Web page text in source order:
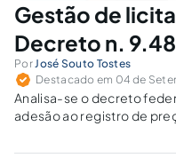
Gestão de
Decreto n.
PorJosé Souto Tostes
Destacado em 04 de
Analisa-se o decreto
adesão ao registro de